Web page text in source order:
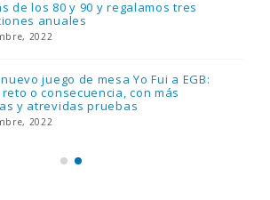
de los 80 y 90 y regalamos tres
anuales
2022
juego de mesa Yo Fui a EGB:
o consecuencia, con más
y atrevidas pruebas
2022